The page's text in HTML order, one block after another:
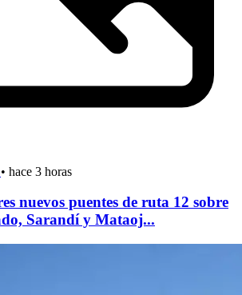
• hace 3 horas
nuevos puentes de ruta 12 sobre
Sarandí y Mataoj...